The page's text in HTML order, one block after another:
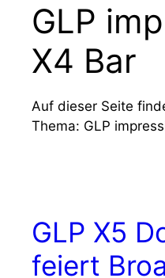
GLP
X4 Bar
Auf dieser Seite
Thema: GLP
GLP X5
feiert